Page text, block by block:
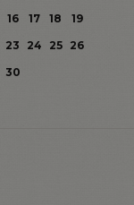
16 17 18
19
23 24 25
26
30